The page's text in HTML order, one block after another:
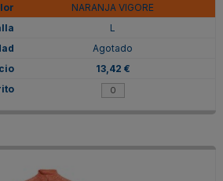
NARANJA VIGORE
L
Agotado
13,42 €